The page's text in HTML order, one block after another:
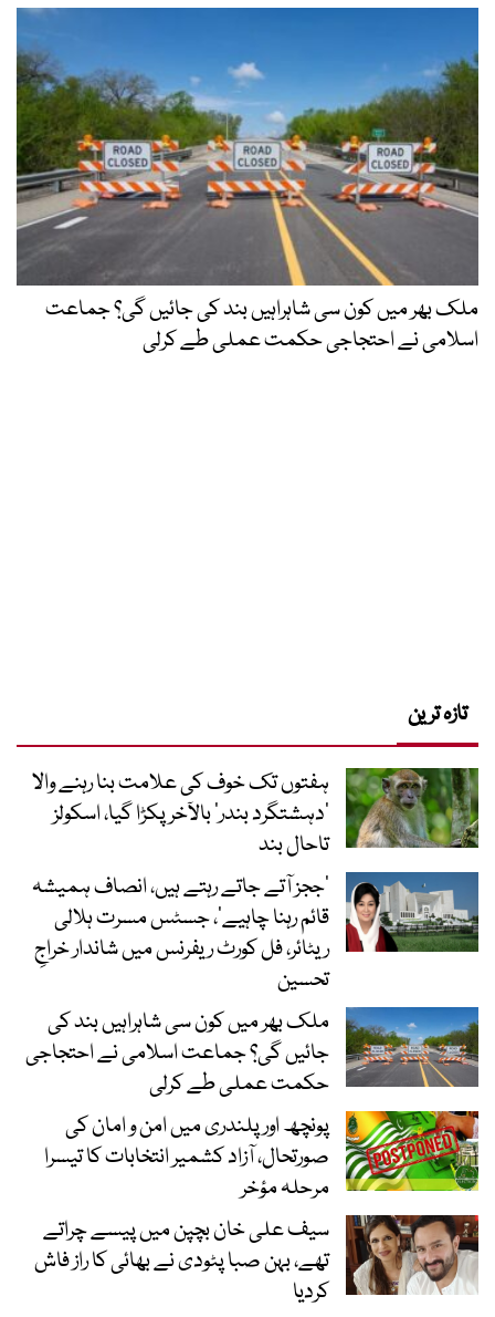
ملک بھر میں کون سی شاہراہیں بند کی جائیں گی؟ جماعت
اسلامی نے احتجاجی حکمت عملی طے کرلی
تازہ ترین
ہفتوں تک خوف کی علامت بنا رہنے والا
‘دہشتگرد بندر’ بالآخر پکڑا گیا، اسکولز
تاحال بند
’ججز آتے جاتے رہتے ہیں، انصاف ہمیشہ
قائم رہنا چاہیے‘، جسٹس مسرت ہلالی
ریٹائر، فل کورٹ ریفرنس میں شاندار خراجِ
تحسین
ملک بھر میں کون سی شاہراہیں بند کی
جائیں گی؟ جماعت اسلامی نے احتجاجی
حکمت عملی طے کرلی
پونچھ اور پلندری میں امن و امان کی
صورتحال، آزاد کشمیر انتخابات کا تیسرا
مرحلہ مؤخر
سیف علی خان بچپن میں پیسے چراتے
تھے، بہن صبا پٹودی نے بھائی کا راز فاش
کردیا